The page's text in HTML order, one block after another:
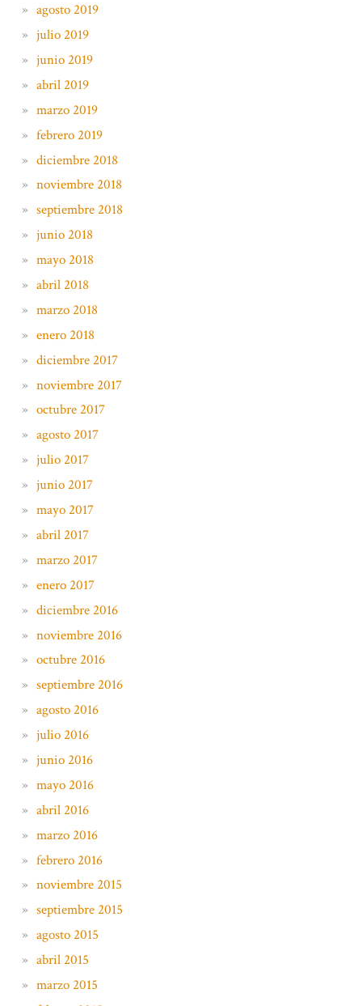
agosto 2019
julio 2019
junio 2019
abril 2019
marzo 2019
febrero 2019
diciembre 2018
noviembre 2018
septiembre 2018
junio 2018
mayo 2018
abril 2018
marzo 2018
enero 2018
diciembre 2017
noviembre 2017
octubre 2017
agosto 2017
julio 2017
junio 2017
mayo 2017
abril 2017
marzo 2017
enero 2017
diciembre 2016
noviembre 2016
octubre 2016
septiembre 2016
agosto 2016
julio 2016
junio 2016
mayo 2016
abril 2016
marzo 2016
febrero 2016
noviembre 2015
septiembre 2015
agosto 2015
abril 2015
marzo 2015